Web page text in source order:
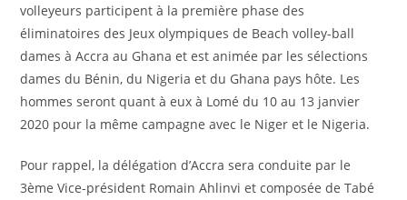
volleyeurs participent à la première phase des
éliminatoires des Jeux olympiques de Beach volley-ball
dames à Accra au Ghana et est animée par les sélections
dames du Bénin, du Nigeria et du Ghana pays hôte. Les
hommes seront quant à eux à Lomé du 10 au 13 janvier
2020 pour la même campagne avec le Niger et le Nigeria.
Pour rappel, la délégation d’Accra sera conduite par le
3ème Vice-président Romain Ahlinvi et composée de Tabé